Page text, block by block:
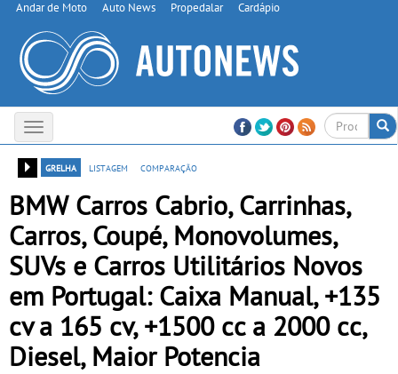
Andar de Moto Auto News Propedalar Cardápio
Toggle
navigation
grelha
listagem comparação
BMW Carros Cabrio, Carrinhas,
Carros, Coupé, Monovolumes,
SUVs e Carros Utilitários Novos
em Portugal: Caixa Manual, +135
cv a 165 cv, +1500 cc a 2000 cc,
Diesel, Maior Potencia